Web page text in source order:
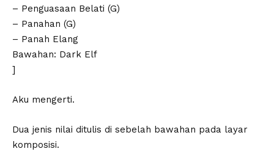
– Penguasaan Belati (G)
– Panahan (G)
– Panah Elang
Bawahan: Dark Elf
]
Aku mengerti.
Dua jenis nilai ditulis di sebelah bawahan pada layar
komposisi.